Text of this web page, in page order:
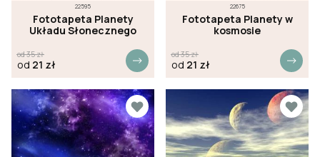
22595
Fototapeta Planety
Układu Słonecznego
od35zł
od 21 zł
22675
Fototapeta Planety w
kosmosie
od35zł
od 21 zł